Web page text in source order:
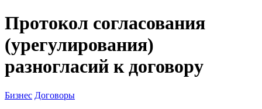
Протокол согласования
(урегулирования)
разногласий к договору
Бизнес Договоры